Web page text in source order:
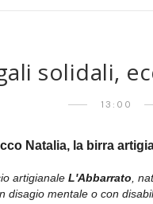
solidali,
13:00
Natalia, la birra
artigianale L'Abbarrato ,
disagio mentale o con